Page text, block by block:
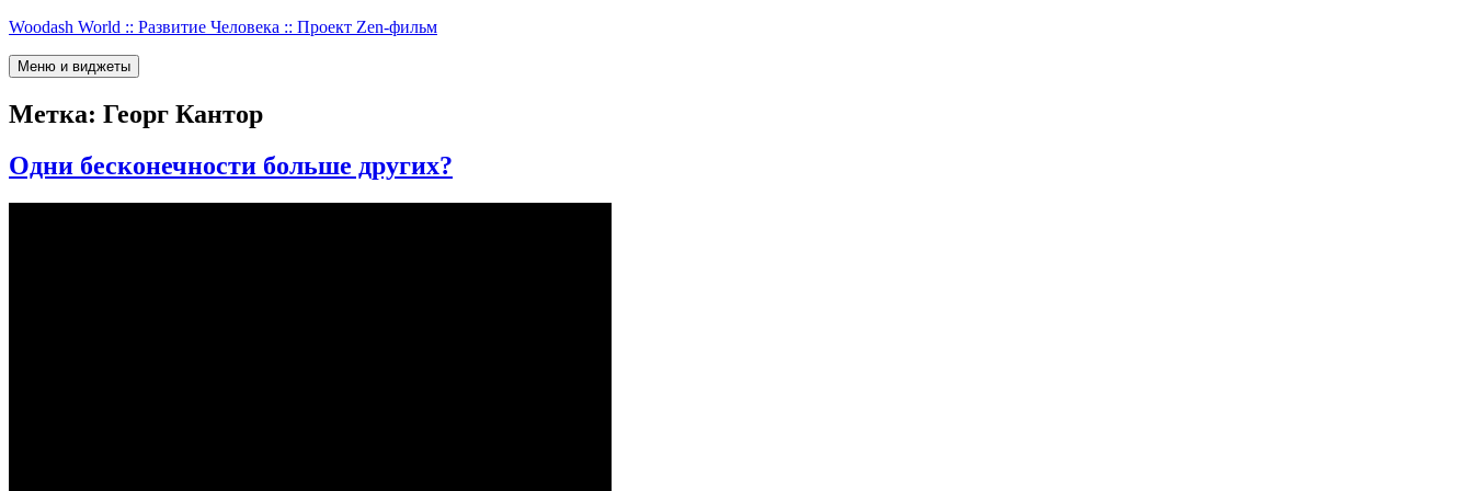
Перейти
содержимому
Woodash World :: Развитие Человека :: Проект Zen-фильм
Меню и виджеты
Метка: Георг Кантор
Одни бесконечности больше других?